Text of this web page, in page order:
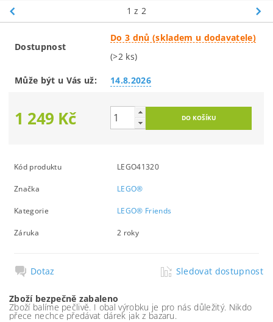
1 z 2
Dostupnost
Do 3 dnů (skladem u dodavatele)
(>2 ks)
Může být u Vás už: 14.8.2026
1 249 Kč
Kód produktu LEGO41320
Značka LEGO®
Kategorie LEGO® Friends
Záruka 2 roky
Dotaz Sledovat dostupnost
Zboží bezpečně zabaleno
Zboží balíme pečlivě. I obal výrobku je pro nás důležitý. Nikdo
přece nechce předávat dárek jak z bazaru.